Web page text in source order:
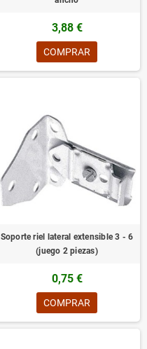
3,88 €
COMPRAR
Soporte riel lateral extensible 3 - 6
(juego 2 piezas)
0,75 €
COMPRAR